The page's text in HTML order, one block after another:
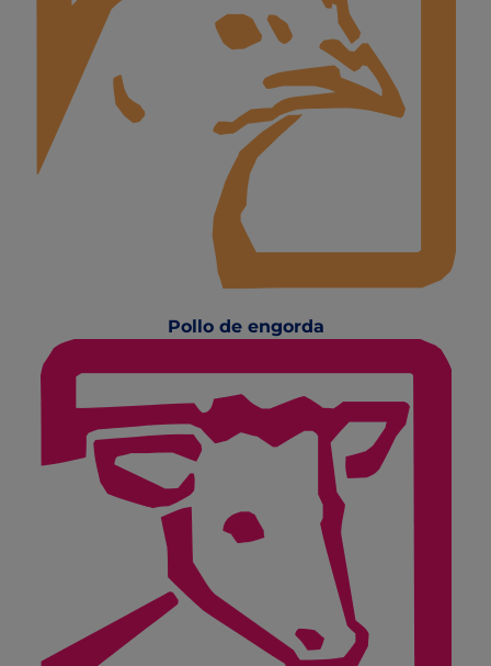
Pollo de engorda